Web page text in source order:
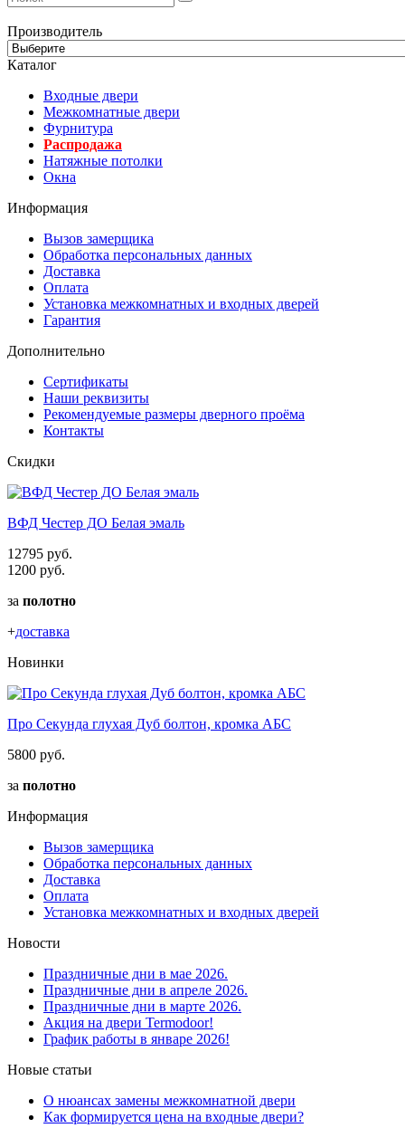
Производитель
Каталог
Входные двери
Межкомнатные двери
Фурнитура
Распродажа
Натяжные потолки
Окна
Информация
Вызов замерщика
Обработка персональных данных
Доставка
Оплата
Установка межкомнатных и входных дверей
Гарантия
Дополнительно
Сертификаты
Наши реквизиты
Рекомендуемые размеры дверного проёма
Контакты
Скидки
ВФД Честер ДО Белая эмаль
12795 руб.
1200 руб.
за полотно
+доставка
Новинки
Про Секунда глухая Дуб болтон, кромка АБС
5800 руб.
за полотно
Информация
Вызов замерщика
Обработка персональных данных
Доставка
Оплата
Установка межкомнатных и входных дверей
Новости
Праздничные дни в мае 2026.
Праздничные дни в апреле 2026.
Праздничные дни в марте 2026.
Акция на двери Termodoor!
График работы в январе 2026!
Новые статьи
О нюансах замены межкомнатной двери
Как формируется цена на входные двери?